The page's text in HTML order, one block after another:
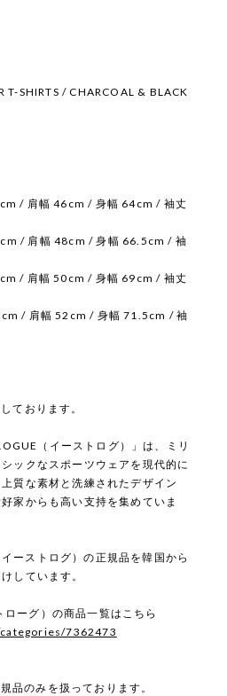
T-SHIRTS / CHARCOAL & BLACK
/ 肩幅 46cm / 身幅 64cm / 袖丈
/ 肩幅 48cm / 身幅 66.5cm / 袖
/ 肩幅 50cm / 身幅 69cm / 袖丈
/ 肩幅 52cm / 身幅 71.5cm / 袖
ております。
（イーストログ）」は、ミリ
ックなスポーツウェアを現代的に
質な素材と洗練されたデザイン
家からも高い支持を集めていま
ーストログ）の正規品を韓国から
しています。
ーグ）の商品一覧はこちら
7362473
品のみを扱っております。